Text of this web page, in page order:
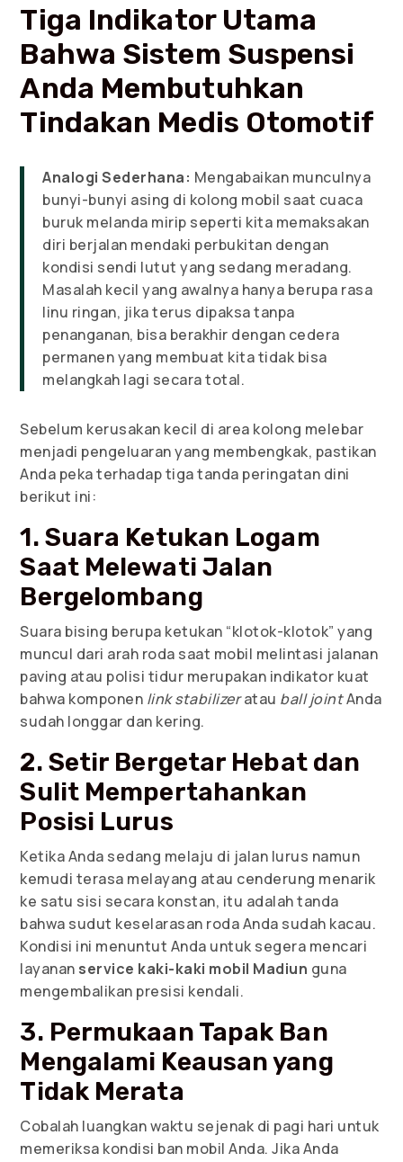
Tiga Indikator Utama
Bahwa Sistem Suspensi
Anda Membutuhkan
Tindakan Medis Otomotif
Analogi Sederhana: Mengabaikan munculnya
bunyi-bunyi asing di kolong mobil saat cuaca
buruk melanda mirip seperti kita memaksakan
diri berjalan mendaki perbukitan dengan
kondisi sendi lutut yang sedang meradang.
Masalah kecil yang awalnya hanya berupa rasa
linu ringan, jika terus dipaksa tanpa
penanganan, bisa berakhir dengan cedera
permanen yang membuat kita tidak bisa
melangkah lagi secara total.
Sebelum kerusakan kecil di area kolong melebar
menjadi pengeluaran yang membengkak, pastikan
Anda peka terhadap tiga tanda peringatan dini
berikut ini:
1. Suara Ketukan Logam
Saat Melewati Jalan
Bergelombang
Suara bising berupa ketukan “klotok-klotok” yang
muncul dari arah roda saat mobil melintasi jalanan
paving atau polisi tidur merupakan indikator kuat
bahwa komponen link stabilizeratau ball jointAnda
sudah longgar dan kering.
2. Setir Bergetar Hebat dan
Sulit Mempertahankan
Posisi Lurus
Ketika Anda sedang melaju di jalan lurus namun
kemudi terasa melayang atau cenderung menarik
ke satu sisi secara konstan, itu adalah tanda
bahwa sudut keselarasan roda Anda sudah kacau.
Kondisi ini menuntut Anda untuk segera mencari
layanan service kaki-kaki mobil Madiun guna
mengembalikan presisi kendali.
3. Permukaan Tapak Ban
Mengalami Keausan yang
Tidak Merata
Cobalah luangkan waktu sejenak di pagi hari untuk
memeriksa kondisi ban mobil Anda. Jika Anda